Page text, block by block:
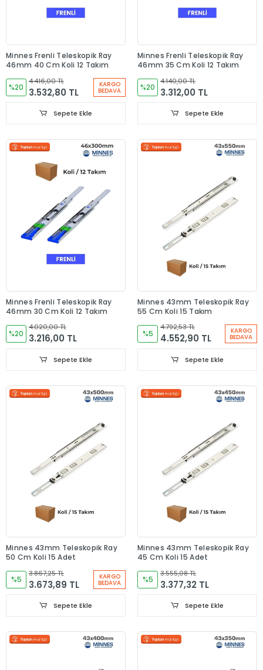
Minnes Frenli Teleskopik Ray
46mm 40 Cm Koli 12 Takım
%20
4.416,00 TL
3.532,80 TL
KARGO
BEDAVA
Sepete Ekle
Minnes Frenli Teleskopik Ray
46mm 35 Cm Koli 12 Takım
%20
4.140,00 TL
3.312,00 TL
Sepete Ekle
Minnes Frenli Teleskopik Ray
46mm 30 Cm Koli 12 Takım
%20
4.020,00 TL
3.216,00 TL
Sepete Ekle
Minnes 43mm Teleskopik Ray
55 Cm Koli 15 Takım
%5
4.792,53 TL
4.552,90 TL
KARGO
BEDAVA
Sepete Ekle
Minnes 43mm Teleskopik Ray
50 Cm Koli 15 Adet
%5
3.867,25 TL
3.673,89 TL
KARGO
BEDAVA
Sepete Ekle
Minnes 43mm Teleskopik Ray
45 Cm Koli 15 Adet
%5
3.555,08 TL
3.377,32 TL
Sepete Ekle